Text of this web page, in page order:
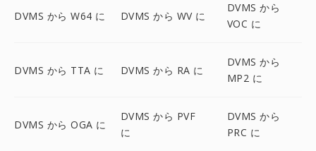
DVMS から W64 に DVMS から WV に
DVMS から
VOC に
DVMS から TTA に DVMS から RA に
DVMS から
MP2 に
DVMS から OGA に
DVMS から PVF
に
DVMS から
PRC に